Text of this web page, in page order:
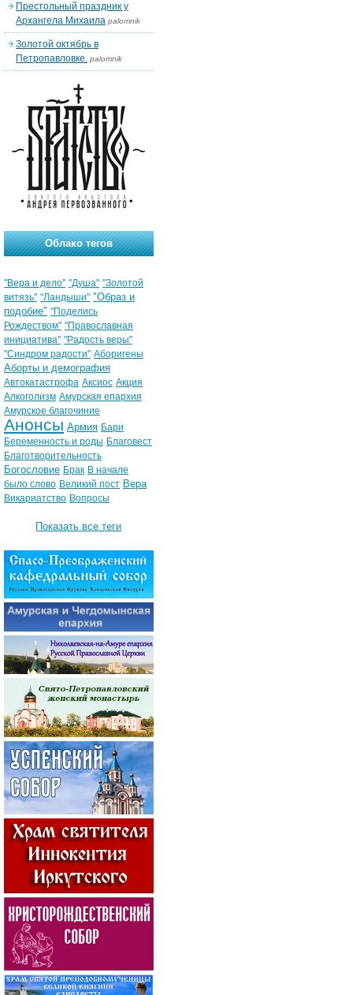
Престольный праздник у
Архангела Михаила palomnik
Золотой октябрь в
Петропавловке. palomnik
Облако тегов
"Вера и дело" "Душа" "Золотой
витязь" "Ландыши" "Образ и
подобие" "Поделись
Рождеством" "Православная
инициатива" "Радость веры"
"Синдром радости" Аборигены
Аборты и демография
Автокатастрофа Аксиос Акция
Алкоголизм Амурская епархия
Амурское благочиние
Анонсы Армия Бари
Беременность и роды Благовест
Благотворительность
Богословие Брак В начале
было слово Великий пост Вера
Викариатство Вопросы
Показать все теги